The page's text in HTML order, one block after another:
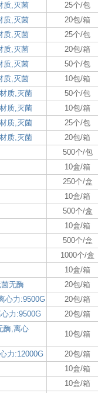
质,灭菌 25个/包
质,灭菌 20包/箱
质,灭菌 25个/包
质,灭菌 20包/箱
质,灭菌 50个/包
质,灭菌 10包/箱
质,灭菌 50个/包
质,灭菌 10包/箱
质,灭菌 25个/包
质,灭菌 20包/箱
500个/包
10盒/箱
250个/盒
10盒/箱
500个/盒
10盒/箱
500个/盒
1000个/盒
10盒/箱
无酶 20包/箱
心力:9500G 20包/箱
力:9500G 20包/箱
酶,离心
10包/箱
力:12000G 20包/箱
10盒/箱
10盒/箱